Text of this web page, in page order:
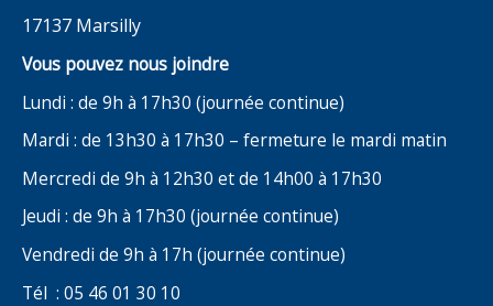
17137 Marsilly
Vous pouvez nous joindre
Lundi : de 9h à 17h30 (journée continue)
Mardi : de 13h30 à 17h30 – fermeture le mardi matin
Mercredi de 9h à 12h30 et de 14h00 à 17h30
Jeudi : de 9h à 17h30 (journée continue)
Vendredi de 9h à 17h (journée continue)
Tél : 05 46 01 30 10